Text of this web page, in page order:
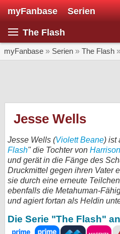
myFanbase Serien
The Flash
myFanbase » Serien » The Flash
Jesse Wells
Jesse Wells (Violett Beane) ist
Flash" die Tochter von
und gerät in die Fänge des
Druckmittel gegen ihren Vater
sie durch eine erneute
ebenfalls die Metahuman-
und agiert fortan als Heldin
Die Serie "The Flash"
SERIEN
KULTUR